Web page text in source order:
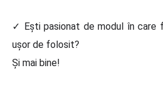
✓ Ești pasionat de modul în care
ușor de folosit?
Și mai bine!